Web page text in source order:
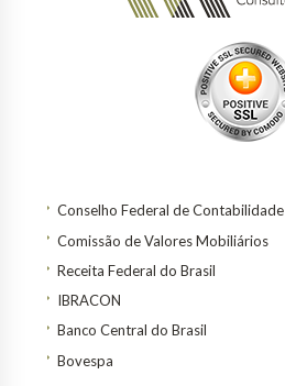
Conselho Federal de Contabilidade
Comissão de Valores Mobiliários
Receita Federal do Brasil
IBRACON
Banco Central do Brasil
Bovespa